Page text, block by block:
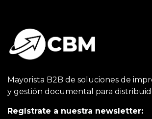
Mayorista B2B de soluciones de
y gestión documental para
Regístrate a nuestra newsletter: